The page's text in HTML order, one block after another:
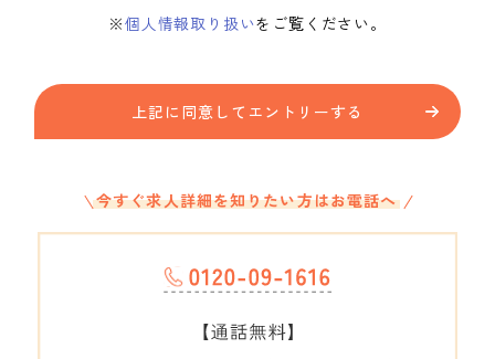
※個人情報取り扱いをご覧ください。
上記に同意してエントリーする
今すぐ求人詳細を知りたい方はお電話へ